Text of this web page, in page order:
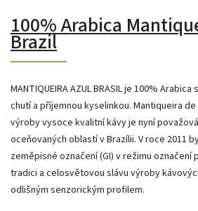
100% Arabica
Brazil
MANTIQUEIRA AZUL BRASIL je 100%
chutí a příjemnou kyselinkou. Mantiqueira
výroby vysoce kvalitní kávy je nyní
oceňovaných oblastí v Brazílii. V roce 2011
zeměpisné označení (GI) v režimu označení
tradici a celosvětovou slávu výroby
odlišným senzorickým profilem.